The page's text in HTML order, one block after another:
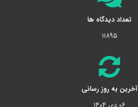
تعداد دیدگاه ها
۱۱۸۹۵
آخرین به روز رسانی